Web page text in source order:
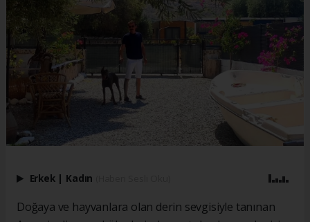
Erkek | Kadın
Doğaya ve hayvanlara olan derin sevgisiyle tanınan